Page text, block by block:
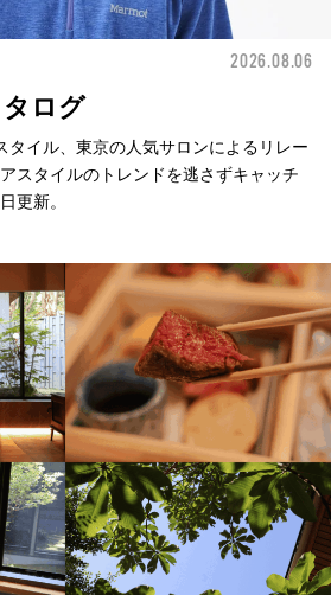
2026.08.06
ログ
タイル、東京の人気サロンによるリレー
スタイルのトレンドを逃さずキャッチ
更新。